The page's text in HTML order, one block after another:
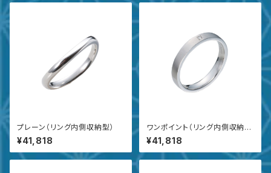
プレーン（リング内側収納型）
¥41,818
ワンポイント（リング内側収納
型）
¥41,818